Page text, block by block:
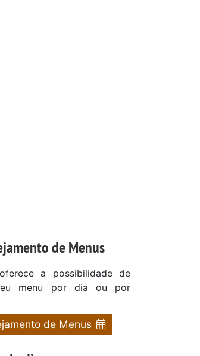
de Menus
a possibilidade de
menu por dia ou por
de Menus